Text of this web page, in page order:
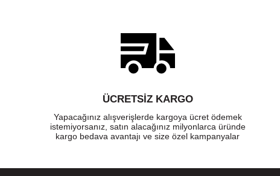
ÜCRETSIZ KARGO
Yapacağınız alışverişlerde kargoya ücret ödemek
istemiyorsanız, satın alacağınız milyonlarca üründe
kargo bedava avantajı ve size özel kampanyalar